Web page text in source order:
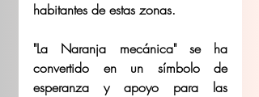
habitantes de estas zonas.
"La Naranja mecánica" se ha
convertido en un símbolo de
esperanza y apoyo para las